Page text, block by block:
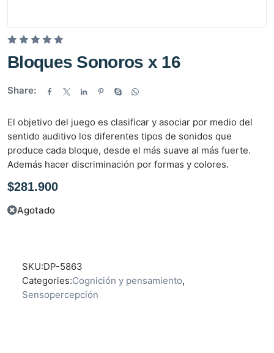
V
a
o
a
d
o
e
n
0
d
Bloques Sonoros x 16
Share:
El objetivo del juego es clasificar y asociar por medio del
sentido auditivo los diferentes tipos de sonidos que
produce cada bloque, desde el más suave al más fuerte.
Además hacer discriminación por formas y colores.
$281.900
Agotado
SKU:DP-5863
Categories:Cognición y pensamiento,
Sensopercepción